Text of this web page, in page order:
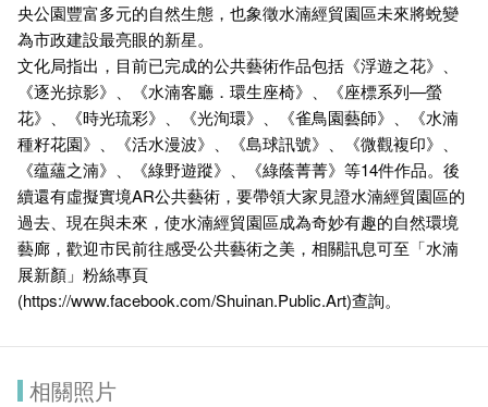
央公園豐富多元的自然生態，也象徵水湳經貿園區未來將蛻變
為市政建設最亮眼的新星。
文化局指出，目前已完成的公共藝術作品包括《浮遊之花》、
《逐光掠影》、《水湳客廳．環生座椅》、《座標系列—螢
花》、《時光琉彩》、《光洵環》、《雀鳥園藝師》、《水湳
種籽花園》、《活水漫波》、《島球訊號》、《微觀複印》、
《蕴蘊之湳》、《綠野遊蹤》、《綠蔭菁菁》等14件作品。後
續還有虛擬實境AR公共藝術，要帶領大家見證水湳經貿園區的
過去、現在與未來，使水湳經貿園區成為奇妙有趣的自然環境
藝廊，歡迎市民前往感受公共藝術之美，相關訊息可至「水湳
展新顏」粉絲專頁
(https://www.facebook.com/Shuinan.Public.Art)查詢。
相關照片